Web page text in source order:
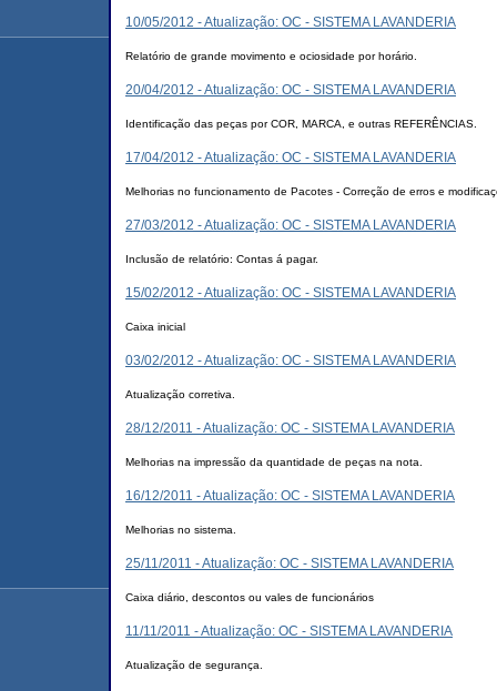
10/05/2012 - Atualização: OC - SISTEMA LAVANDERIA
Relatório de grande movimento e ociosidade por horário.
20/04/2012 - Atualização: OC - SISTEMA LAVANDERIA
Identificação das peças por COR, MARCA, e outras REFERÊNCIAS.
17/04/2012 - Atualização: OC - SISTEMA LAVANDERIA
Melhorias no funcionamento de Pacotes - Correção de erros e
27/03/2012 - Atualização: OC - SISTEMA LAVANDERIA
Inclusão de relatório: Contas á pagar.
15/02/2012 - Atualização: OC - SISTEMA LAVANDERIA
Caixa inicial
03/02/2012 - Atualização: OC - SISTEMA LAVANDERIA
Atualização corretiva.
28/12/2011 - Atualização: OC - SISTEMA LAVANDERIA
Melhorias na impressão da quantidade de peças na nota.
16/12/2011 - Atualização: OC - SISTEMA LAVANDERIA
Melhorias no sistema.
25/11/2011 - Atualização: OC - SISTEMA LAVANDERIA
Caixa diário, descontos ou vales de funcionários
11/11/2011 - Atualização: OC - SISTEMA LAVANDERIA
Atualização de segurança.